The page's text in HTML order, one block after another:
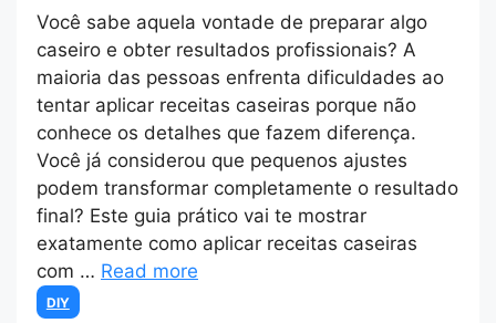
Você sabe aquela vontade de preparar algo
caseiro e obter resultados profissionais? A
maioria das pessoas enfrenta dificuldades ao
tentar aplicar receitas caseiras porque não
conhece os detalhes que fazem diferença.
Você já considerou que pequenos ajustes
podem transformar completamente o resultado
final? Este guia prático vai te mostrar
exatamente como aplicar receitas caseiras
com … Read more
Categories
DIY